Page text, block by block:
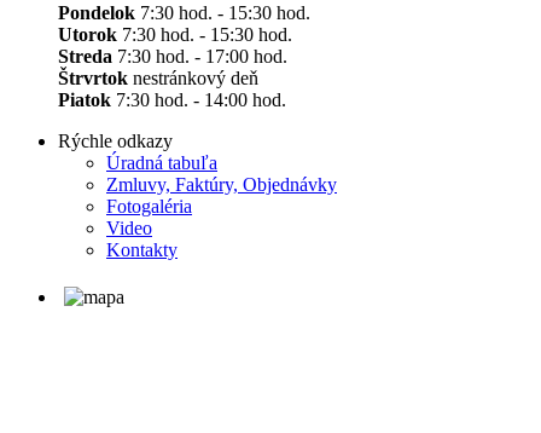
Pondelok 7:30 hod. - 15:30 hod.
Utorok 7:30 hod. - 15:30 hod.
Streda 7:30 hod. - 17:00 hod.
Štrvrtok nestránkový deň
Piatok 7:30 hod. - 14:00 hod.
Rýchle odkazy
Úradná tabuľa
Zmluvy, Faktúry, Objednávky
Fotogaléria
Video
Kontakty